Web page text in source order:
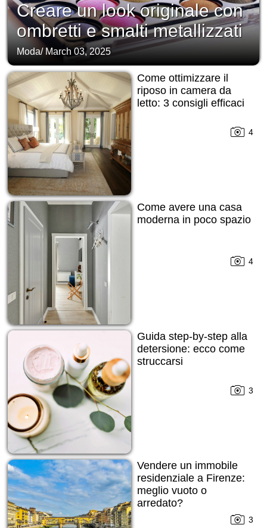
Creare un look originale con
ombretti e smalti metallizzati
Moda/ March 03, 2025
Come ottimizzare il
riposo in camera da
letto: 3 consigli efficaci
4
Come avere una casa
moderna in poco spazio
4
Guida step-by-step alla
detersione: ecco come
struccarsi
3
Vendere un immobile
residenziale a Firenze:
meglio vuoto o
arredato?
3